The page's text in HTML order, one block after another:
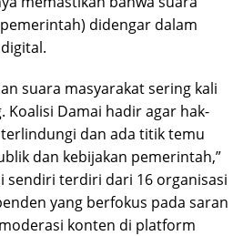
didengar dalam
suara masyarakat sering kali
Damai hadir agar hak-
dan ada titik temu
dan kebijakan pemerintah,”
sendiri terdiri dari 16 organisasi
yang berfokus pada saran
konten di platform